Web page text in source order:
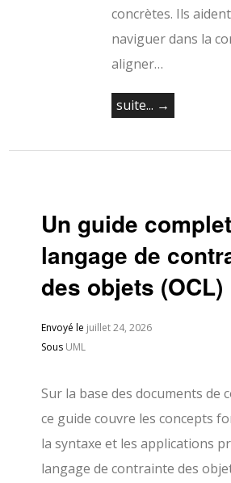
concrètes. Ils
naviguer dans la
aligner…
suite... →
Un guide
langage de
des objets (OCL)
Envoyé le juillet 24, 2026
Sous UML
Sur la base des documents de
ce guide couvre les concepts
la syntaxe et les applications
langage de contrainte des